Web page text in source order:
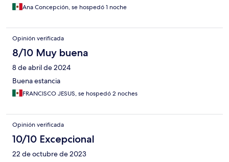
Ana Concepción, se hospedó 1 noche
Opinión verificada
8/10 Muy buena
8 de abril de 2024
Buena estancia
FRANCISCO JESUS, se hospedó 2 noches
Opinión verificada
10/10 Excepcional
22 de octubre de 2023